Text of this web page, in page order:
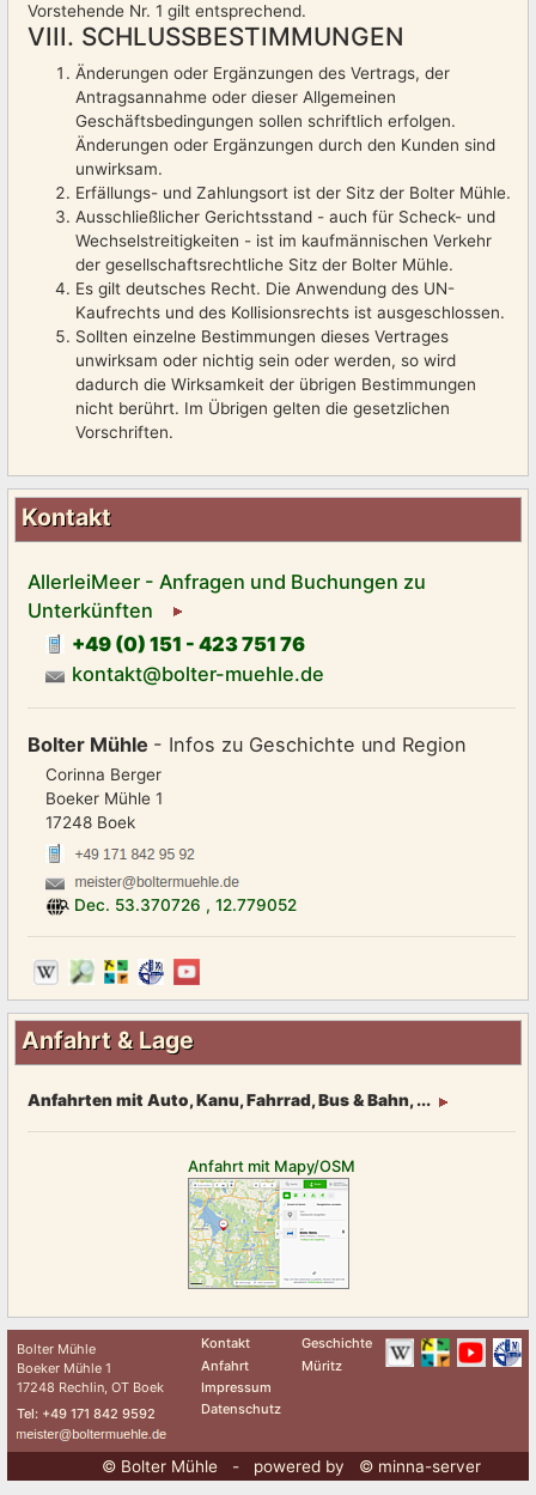
Vorstehende Nr. 1 gilt entsprechend.
VIII. SCHLUSSBESTIMMUNGEN
Änderungen oder Ergänzungen des Vertrags, der
Antragsannahme oder dieser Allgemeinen
Geschäftsbedingungen sollen schriftlich erfolgen.
Änderungen oder Ergänzungen durch den Kunden sind
unwirksam.
Erfällungs- und Zahlungsort ist der Sitz der Bolter Mühle.
Ausschließlicher Gerichtsstand - auch für Scheck- und
Wechselstreitigkeiten - ist im kaufmännischen Verkehr
der gesellschaftsrechtliche Sitz der Bolter Mühle.
Es gilt deutsches Recht. Die Anwendung des UN-
Kaufrechts und des Kollisionsrechts ist ausgeschlossen.
Sollten einzelne Bestimmungen dieses Vertrages
unwirksam oder nichtig sein oder werden, so wird
dadurch die Wirksamkeit der übrigen Bestimmungen
nicht berührt. Im Übrigen gelten die gesetzlichen
Vorschriften.
Kontakt
AllerleiMeer - Anfragen und Buchungen zu
Unterkünften
+49 (0) 151 - 423 751 76
kontakt@bolter-muehle.de
Bolter Mühle - Infos zu Geschichte und Region
Corinna Berger
Boeker Mühle 1
17248 Boek
Dec. 53.370726 ,12.779052
Anfahrt & Lage
Anfahrten mit Auto, Kanu, Fahrrad, Bus & Bahn, ...
Anfahrt mit Mapy/OSM
Bolter Mühle
Boeker Mühle 1
17248 Rechlin, OT Boek
Tel: +49 171 842 9592
Kontakt
Anfahrt
Impressum
Datenschutz
Geschichte
Müritz
© Bolter Mühle - powered by © minna-server